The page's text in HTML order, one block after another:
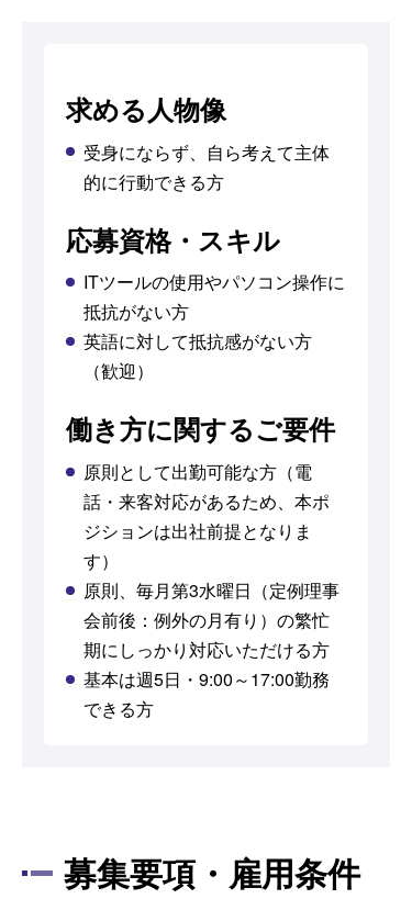
求める人物像
受身にならず、自ら考えて主体
的に行動できる方
応募資格・スキル
ITツールの使用やパソコン操作に
抵抗がない方
英語に対して抵抗感がない方
（歓迎）
働き方に関するご要件
原則として出勤可能な方（電
話・来客対応があるため、本ポ
ジションは出社前提となりま
す）
原則、毎月第3水曜日（定例理事
会前後：例外の月有り）の繁忙
期にしっかり対応いただける方
基本は週5日・9:00～17:00勤務
できる方
募集要項・雇用条件